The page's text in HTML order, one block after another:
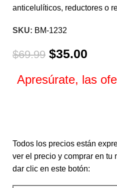
anticelulíticos, reductores o
SKU: BM-1232
$69.99 $35.00
Apresúrate, las
Todos los precios están
ver el precio y comprar en tu
dar clic en este botón: